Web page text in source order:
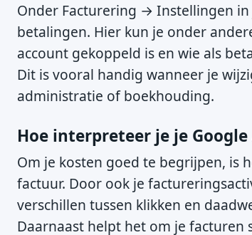
Onder Facturering → Instellingen
betalingen. Hier kun je onder
account gekoppeld is en wie als
Dit is vooral handig wanneer je
administratie of boekhouding.
Hoe interpreteer je je
Om je kosten goed te begrijpen, is
factuur. Door ook je
verschillen tussen klikken en
Daarnaast helpt het om je